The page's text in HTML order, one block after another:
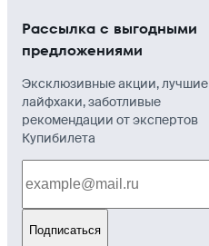
Рассылка с выгодными
предложениями
Эксклюзивные акции, лучшие
лайфхаки, заботливые
рекомендации от экспертов
Купибилета
Подписаться